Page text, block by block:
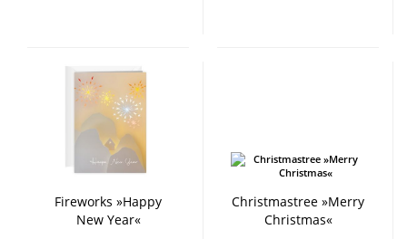
Fireworks »Happy
New Year«
Christmastree »Merry
Christmas«